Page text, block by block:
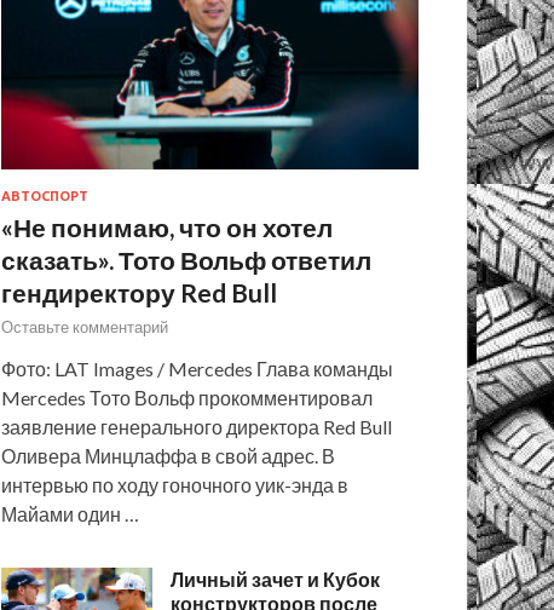
АВТОСПОРТ
«Не понимаю, что он хотел
сказать». Тото Вольф ответил
гендиректору Red Bull
Оставьте комментарий
Фото: LAT Images / Mercedes Глава команды
Mercedes Тото Вольф прокомментировал
заявление генерального директора Red Bull
Оливера Минцлаффа в свой адрес. В
интервью по ходу гоночного уик-энда в
Майами один …
Личный зачет и Кубок
конструкторов после